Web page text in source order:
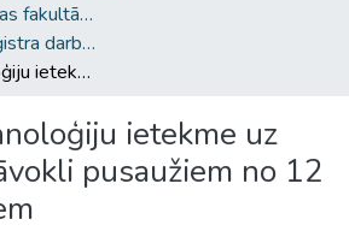
B --- Bij. Medicīnas fakultātes studentu noslēguma darbi / Faculty of Medicine - Graduate works
Bakalaura un maģistra darbi (MF) / Bachelor's and Master's theses
Moderno tehnoloģiju ietekme uz veselības stāvokli pusaužiem no 12 līdz 18 gadiem
ietekme uz
pusaužiem no 12